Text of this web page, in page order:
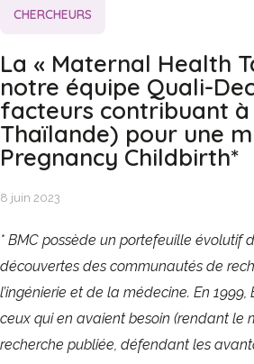
CHERCHEURS
La « Maternal Health
notre équipe Quali-
facteurs contribuant
Thaïlande) pour une
Pregnancy Childbirth*
8 juin 2023
* BMC possède un portefeuille évolutif
découvertes des communautés de
l’ingénierie et de la médecine. En
ceux qui en avaient besoin (rendant le
recherche publiée, défendant les